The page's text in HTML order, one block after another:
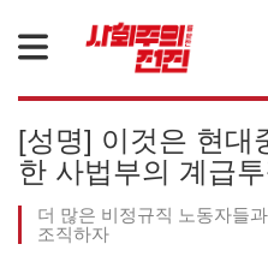
[성명] 이것은 현대
한 사법부의 계급
더 많은 비정규직 노동자들
조직하자